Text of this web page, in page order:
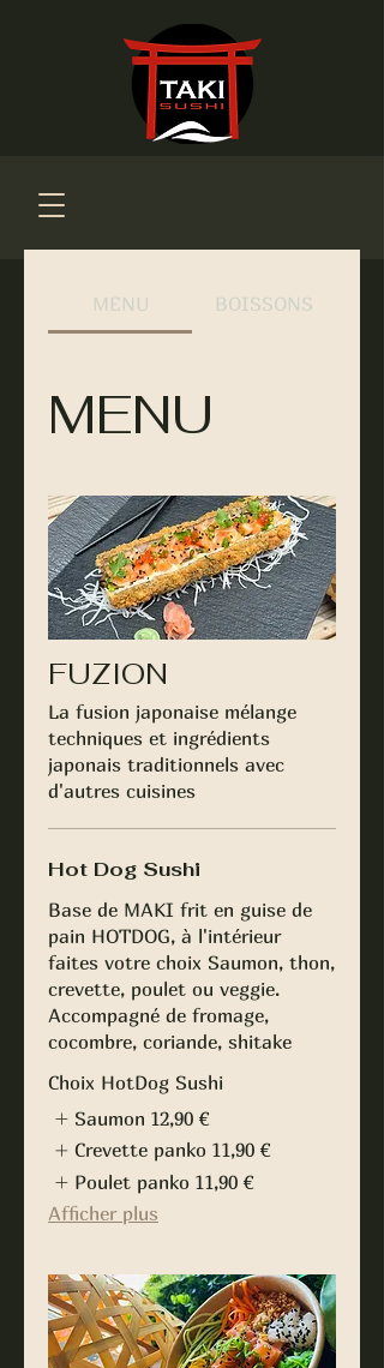
MENU BOISSONS
MENU
FUZION
La fusion japonaise mélange
techniques et ingrédients
japonais traditionnels avec
d'autres cuisines
Hot Dog Sushi
Base de MAKI frit en guise de
pain HOTDOG, à l'intérieur
faites votre choix Saumon, thon,
crevette, poulet ou veggie.
Accompagné de fromage,
cocombre, coriande, shitake
Choix HotDog Sushi
Saumon 12,90 €
Crevette panko 11,90 €
Poulet panko 11,90 €
Afficher plus